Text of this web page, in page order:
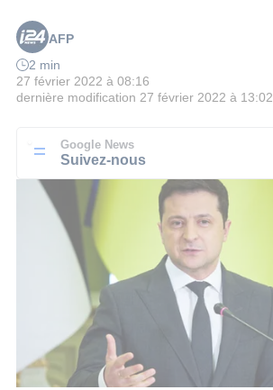
AFP
2 min
27 février 2022 à 08:16
dernière modification 27 février 2022 à 13:02
Google News
Suivez-nous